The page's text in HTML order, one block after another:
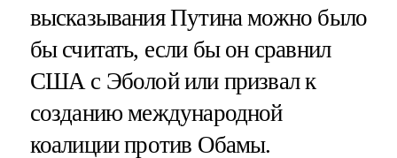
высказывания Путина можно было
бы считать, если бы он сравнил
США с Эболой или призвал к
созданию международной
коалиции против Обамы.